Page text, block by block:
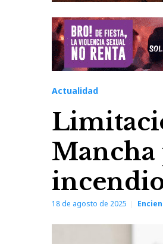
Actualidad
Mancha
18 de agosto de 2025